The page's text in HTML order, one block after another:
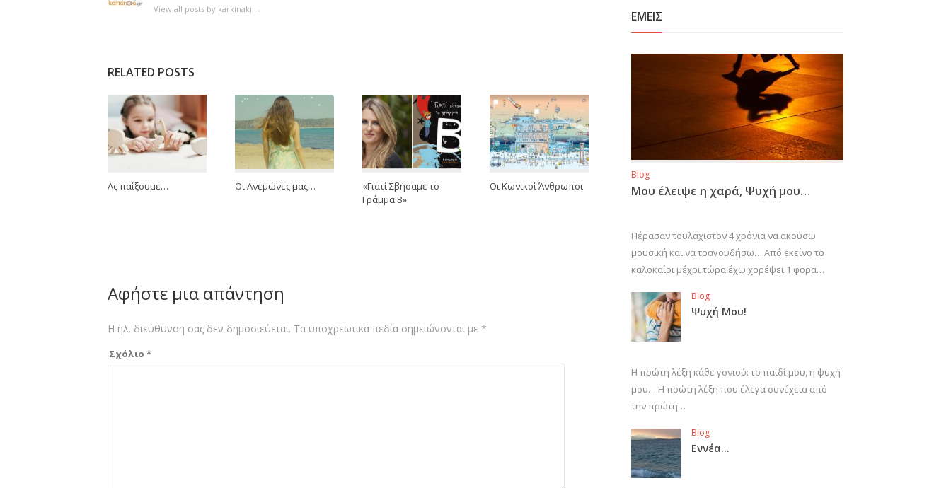
View all posts by karkinaki →
RELATED POSTS
Ας παίξουμε… Οι Ανεμώνες μας…
«Γιατί Σβήσαμε το
Γράμμα Β»
Oι Κωνικοί Άνθρωποι
Αφήστε μια απάντηση
Η ηλ. διεύθυνση σας δεν δημοσιεύεται. Τα υποχρεωτικά πεδία σημειώνονται με *
Σχόλιο *
ΕΜΕΙΣ
Blog
Μου έλειψε η χαρά, Ψυχή μου…
Πέρασαν τουλάχιστον 4 χρόνια να ακούσω
μουσική και να τραγουδήσω… Από εκείνο το
καλοκαίρι μέχρι τώρα έχω χορέψει 1 φορά…
Blog
Ψυχή Μου!
Η πρώτη λέξη κάθε γονιού: το παιδί μου, η ψυχή
μου… Η πρώτη λέξη που έλεγα συνέχεια από
την πρώτη…
Blog
Εννέα…